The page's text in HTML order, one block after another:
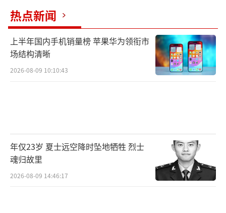
热点新闻
上半年国内手机销量榜 苹果华为领衔市
场结构清晰
2026-08-09 10:10:43
年仅23岁 夏士远空降时坠地牺牲 烈士
魂归故里
2026-08-09 14:46:17